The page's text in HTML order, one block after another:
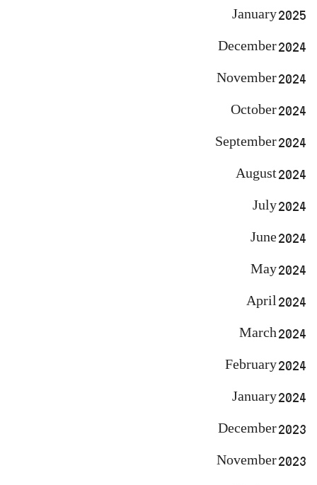
January 2025
December 2024
November 2024
October 2024
September 2024
August 2024
July 2024
June 2024
May 2024
April 2024
March 2024
February 2024
January 2024
December 2023
November 2023